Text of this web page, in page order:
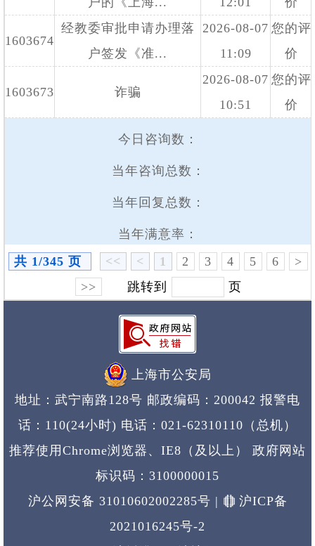
1603674
经教委审批申请办理落
户签发《准...
2026-08-07
11:09
您的评
价
1603673 诈骗
2026-08-07
10:51
您的评
价
今日咨询数：
当年咨询总数：
当年回复总数：
当年满意率：
共 1/345 页
<< < 1 2 3 4 5 6
>
>>
跳转到 页
上海市公安局
地址：武宁南路128号 邮政编码：200042 报警电
话：110(24小时) 电话：021-62310110（总机）
推荐使用Chrome浏览器、IE8（及以上） 政府网站
标识码：3100000015
沪公网安备 31010602002285号 |
沪ICP备
2021016245号-2